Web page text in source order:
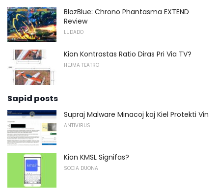
BlazBlue: Chrono Phantasma EXTEND
Review
LUDADO
Kion Kontrastas Ratio Diras Pri Via TV?
HEJMA TEATRO
Sapid posts
Supraj Malware Minacoj kaj Kiel Protekti Vin
ANTIVIRUS
Kion KMSL Signifas?
SOCIA DUONA